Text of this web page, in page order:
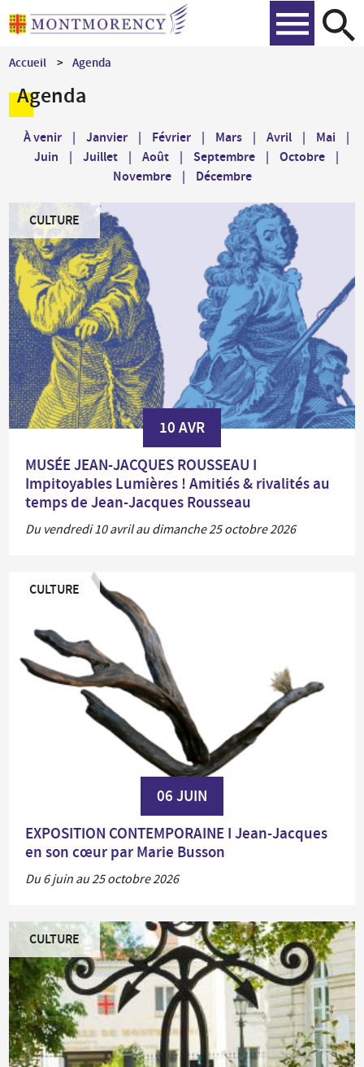
Aller
au
Accueil Agenda
Agenda
À venir | Janvier | Février | Mars | Avril | Mai
|
Juin
| Juillet | Août | Septembre | Octobre
|
Novembre
| Décembre
CULTURE
10 AVR
MUSÉE JEAN-JACQUES ROUSSEAU I
Impitoyables Lumières ! Amitiés & rivalités au
temps de Jean-Jacques Rousseau
Du vendredi 10 avril au dimanche 25 octobre 2026
CULTURE
06 JUIN
EXPOSITION CONTEMPORAINE I Jean-Jacques
en son cœur par Marie Busson
Du 6 juin au 25 octobre 2026
CULTURE